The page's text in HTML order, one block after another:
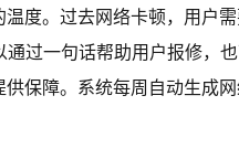
度。过去网络卡顿，用户
过一句话帮助用户报修，
保障。系统每周自动生成